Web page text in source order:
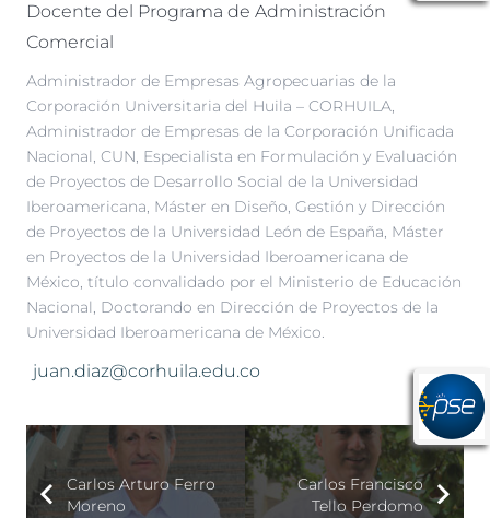
Docente del Programa de Administración
Comercial
Administrador de Empresas Agropecuarias de la
Corporación Universitaria del Huila – CORHUILA,
Administrador de Empresas de la Corporación Unificada
Nacional, CUN, Especialista en Formulación y Evaluación
de Proyectos de Desarrollo Social de la Universidad
Iberoamericana, Máster en Diseño, Gestión y Dirección
de Proyectos de la Universidad León de España, Máster
en Proyectos de la Universidad Iberoamericana de
México, título convalidado por el Ministerio de Educación
Nacional, Doctorando en Dirección de Proyectos de la
Universidad Iberoamericana de México.
juan.diaz@corhuila.edu.co
Carlos Arturo Ferro
Moreno
Carlos Francisco
Tello Perdomo